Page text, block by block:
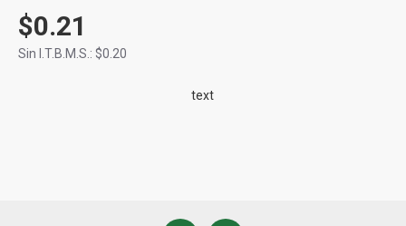
$0.21
Sin I.T.B.M.S.: $0.20
text